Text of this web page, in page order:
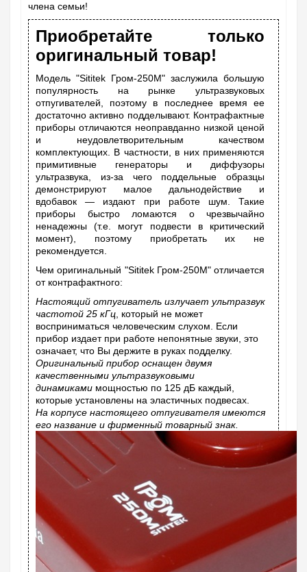
члена семьи!
Приобретайте только
оригинальный товар!
Модель "Sititek Гром-250М" заслужила большую
популярность на рынке ультразвуковых
отпугивателей, поэтому в последнее время ее
достаточно активно подделывают. Контрафактные
приборы отличаются неоправданно низкой ценой
и неудовлетворительным качеством
комплектующих. В частности, в них применяются
примитивные генераторы и диффузоры
ультразвука, из-за чего поддельные образцы
демонстрируют малое дальнодействие и
вдобавок — издают при работе шум. Такие
приборы быстро ломаются о чрезвычайно
ненадежны (т.е. могут подвести в критический
момент), поэтому приобретать их не
рекомендуется.
Чем оригинальный "Sititek Гром-250М" отличается
от контрафактного:
Настоящий отпугиватель излучает ультразвук
частотой 25 кГц , который не может
восприниматься человеческим слухом. Если
прибор издает при работе непонятные звуки, это
означает, что Вы держите в руках подделку.
Оригинальный прибор оснащен двумя
качественными ультразвуковыми
динамиками мощностью по 125 дБ каждый,
которые установлены на эластичных подвесах.
На корпусе настоящего отпугивателя имеются
его название и фирменный товарный знак.